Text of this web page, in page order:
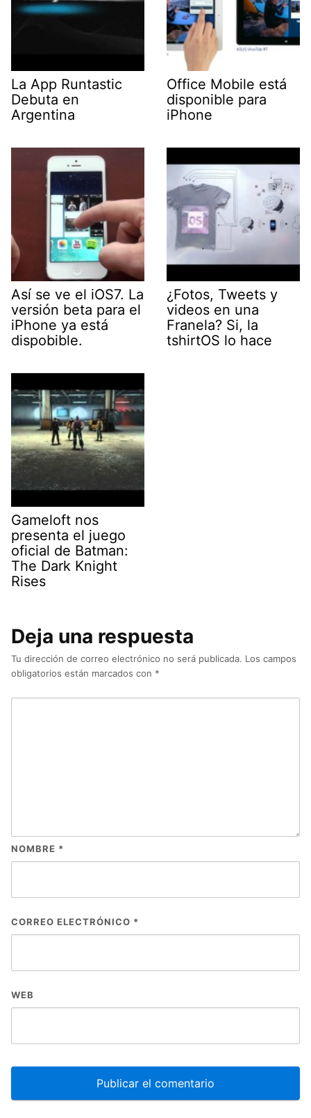
La App Runtastic
Debuta en
Argentina
Office Mobile está
disponible para
iPhone
Así se ve el iOS7. La
versión beta para el
iPhone ya está
dispobible.
¿Fotos, Tweets y
videos en una
Franela? Si, la
tshirtOS lo hace
Gameloft nos
presenta el juego
oficial de Batman:
The Dark Knight
Rises
Deja una respuesta
Tu dirección de correo electrónico no será publicada. Los campos
obligatorios están marcados con *
NOMBRE *
CORREO ELECTRÓNICO *
WEB